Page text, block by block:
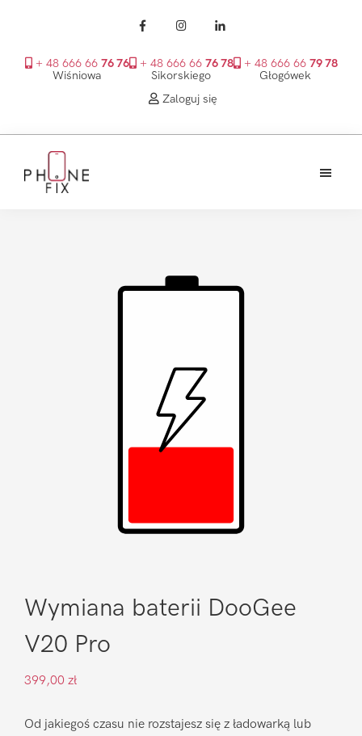
+ 48 666 66 76 76
Wiśniowa
+ 48 666 66 76 78
Sikorskiego
+ 48 666 66 79 78
Głogówek
Zaloguj się
głównego
Wymiana baterii DooGee
V20 Pro
399,00 zł
Od jakiegoś czasu nie rozstajesz się z ładowarką lub